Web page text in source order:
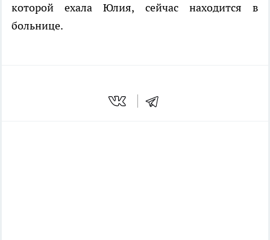
которой ехала Юлия, сейчас находится в
больнице.